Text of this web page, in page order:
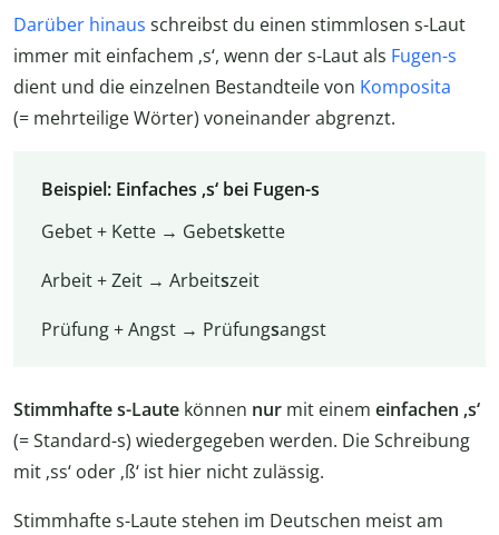
Darüber hinaus schreibst du einen stimmlosen s-Laut
immer mit einfachem ‚s‘, wenn der s-Laut als Fugen-s
dient und die einzelnen Bestandteile von Komposita
(= mehrteilige Wörter) voneinander abgrenzt.
Beispiel: Einfaches ‚s‘ bei Fugen-s
Gebet + Kette → Gebetskette
Arbeit + Zeit → Arbeitszeit
Prüfung + Angst → Prüfungsangst
Stimmhafte s-Laute können nur mit einem einfachen ‚s‘
(= Standard-s) wiedergegeben werden. Die Schreibung
mit ‚ss‘ oder ‚ß‘ ist hier nicht zulässig.
Stimmhafte s-Laute stehen im Deutschen meist am